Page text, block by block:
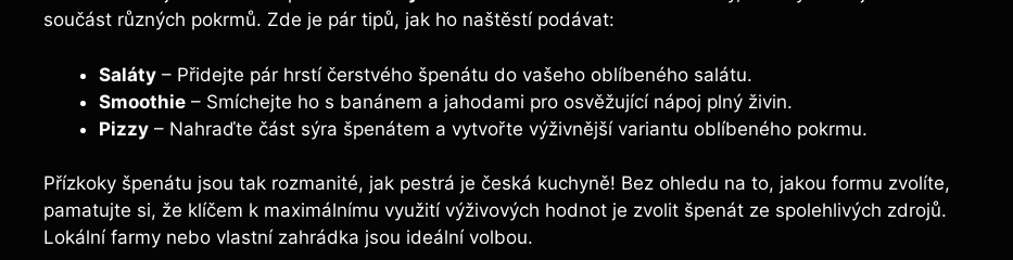
součást různých pokrmů. Zde je pár tipů, jak ho naštěstí podávat:
Saláty – Přidejte pár hrstí čerstvého špenátu do vašeho oblíbeného salátu.
Smoothie – Smíchejte ho s banánem a jahodami pro osvěžující nápoj plný živin.
Pizzy – Nahraďte část sýra špenátem a vytvořte výživnější variantu oblíbeného pokrmu.
Přízkoky špenátu jsou tak rozmanité, jak pestrá je česká kuchyně! Bez ohledu na to, jakou formu zvolíte,
pamatujte si, že klíčem k maximálnímu využití výživových hodnot je zvolit špenát ze spolehlivých zdrojů.
Lokální farmy nebo vlastní zahrádka jsou ideální volbou.